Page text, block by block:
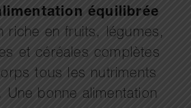
équilibrée
riche en fruits, légumes,
et céréales complètes
tous les nutriments
bonne alimentation